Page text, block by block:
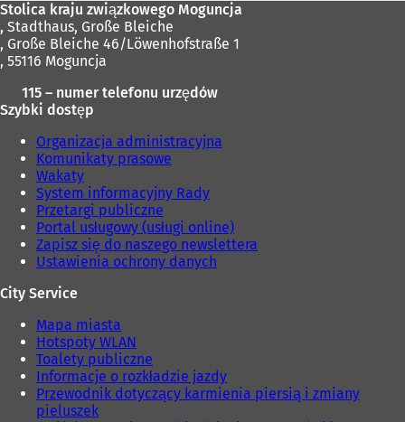
Stolica kraju związkowego Moguncja
, Stadthaus, Große Bleiche
, Große Bleiche 46/Löwenhofstraße 1
, 55116 Moguncja
115 – numer telefonu urzędów
Szybki dostęp
Organizacja administracyjna
Komunikaty prasowe
Wakaty
System informacyjny Rady
Przetargi publiczne
Portal usługowy (usługi online)
Zapisz się do naszego newslettera
Ustawienia ochrony danych
City Service
Mapa miasta
Hotspoty WLAN
Toalety publiczne
Informacje o rozkładzie jazdy
Przewodnik dotyczący karmienia piersią i zmiany
pieluszek